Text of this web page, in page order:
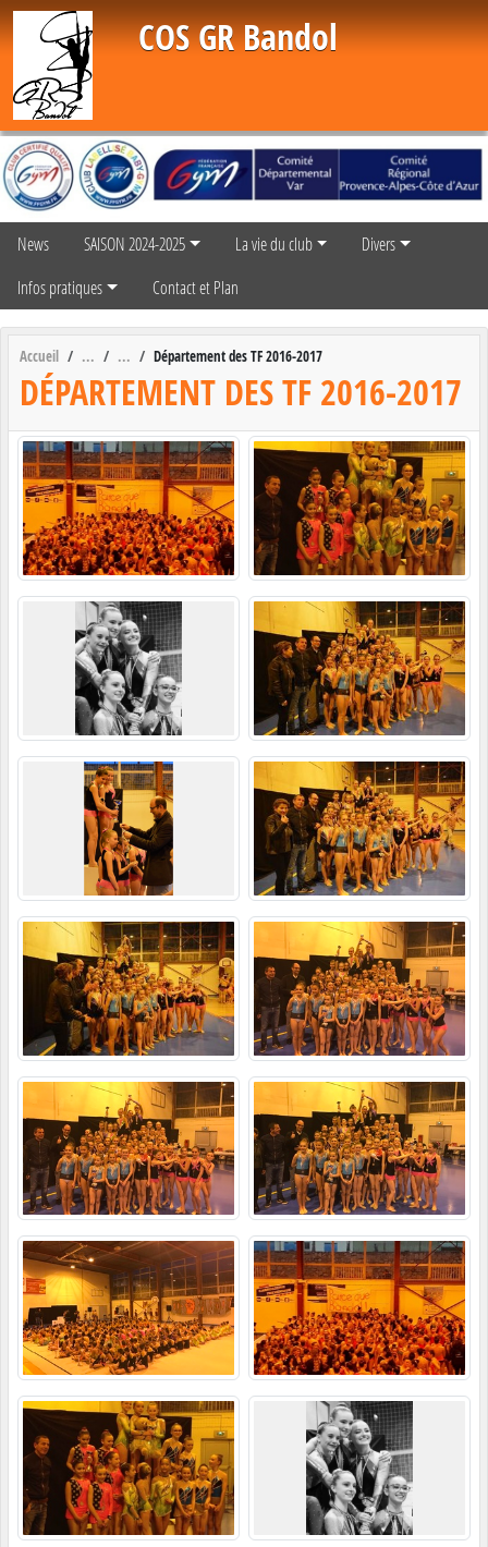
COS GR Bandol
News SAISON 2024-2025 La vie du club
Divers
Infos pratiques
Contact et Plan
Accueil Département des TF 2016-2017
DÉPARTEMENT DES TF 2016-2017
Panneau de gestion des cookies